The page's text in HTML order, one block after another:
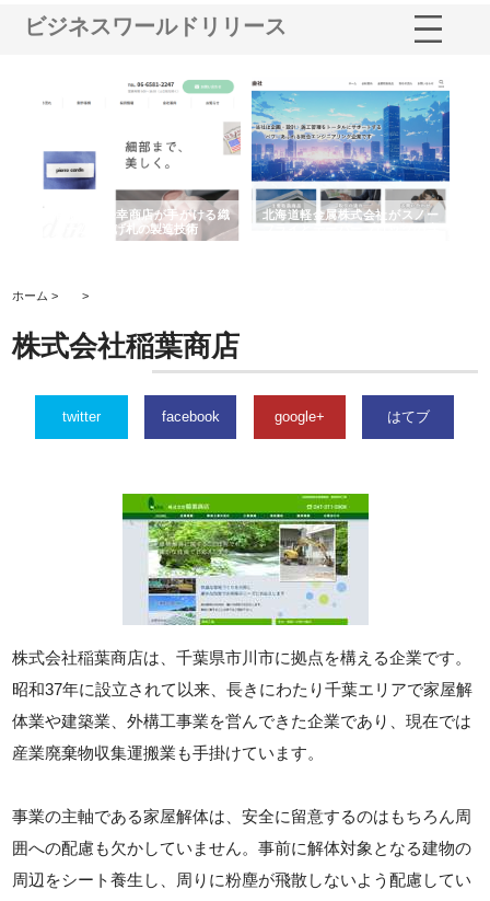
ビジネスワールドリリース
有限会社松幸商店が手がける織
ネームと下げ札の製造技術
北海道軽金属株式会社がスノー
ホーム > >
株式会社稲葉商店
twitter facebook google+ はてブ
株式会社稲葉商店は、千葉県市川市に拠点を構える企業です。
昭和37年に設立されて以来、長きにわたり千葉エリアで家屋解
体業や建築業、外構工事業を営んできた企業であり、現在では
産業廃棄物収集運搬業も手掛けています。
事業の主軸である家屋解体は、安全に留意するのはもちろん周
囲への配慮も欠かしていません。事前に解体対象となる建物の
周辺をシート養生し、周りに粉塵が飛散しないよう配慮してい